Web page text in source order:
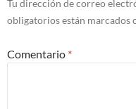
Tu dirección de correo
obligatorios están marcados
Comentario *